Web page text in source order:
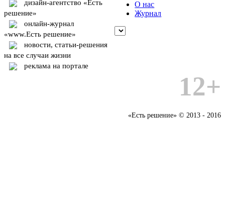
дизайн-агентство «Есть
решение»
онлайн-журнал
«www.Есть решение»
новости, статьи-решения
на все случаи жизни
реклама на портале
О нас
Журнал
12+
«Есть решение» © 2013 - 2016